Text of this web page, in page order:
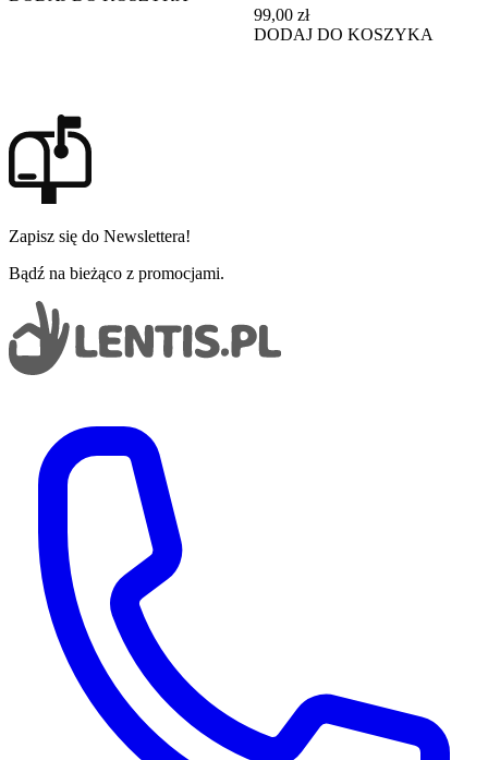
99,00 zł
DODAJ DO KOSZYKA
Zapisz się do Newslettera!
Bądź na bieżąco z promocjami.